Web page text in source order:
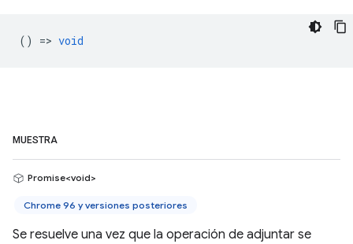
() => void
MUESTRA
Promise<void>
Chrome 96 y versiones posteriores
Se resuelve una vez que la operación de adjuntar se